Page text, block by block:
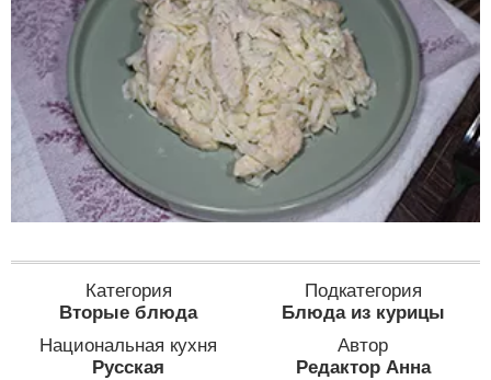
Категория
Вторые блюда
Подкатегория
Блюда из курицы
Национальная кухня
Русская
Автор
Редактор Анна